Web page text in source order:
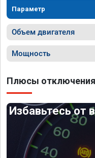
Параметр
Объем двигателя
Мощность
Плюсы отключения
Избавьтесь от